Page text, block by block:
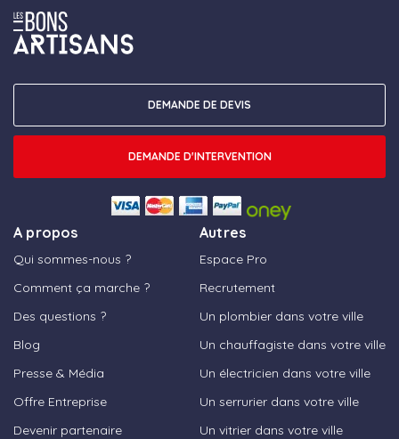
A propos
Qui sommes-nous ?
Comment ça marche ?
Des questions ?
Blog
Presse & Média
Offre Entreprise
Devenir partenaire
Autres
Espace Pro
Recrutement
Un plombier dans votre ville
Un chauffagiste dans votre ville
Un électricien dans votre ville
Un serrurier dans votre ville
Un vitrier dans votre ville
DEMANDE DE DEVIS
DEMANDE D'INTERVENTION